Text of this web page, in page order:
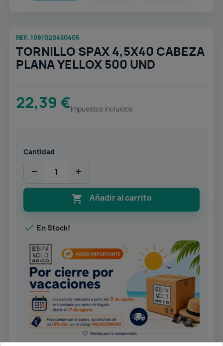
REF. 1081020450405
TORNILLO SPAX 4,5X40 CABEZA
PLANA YELLOX 500 UND
22,39 €Impuestos incluidos
Cantidad
− +
 Añadir al carrito
 En Stock!